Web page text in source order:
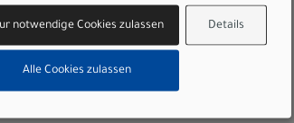
Details
notwendige Cookies zulassen
Alle Cookies zulassen